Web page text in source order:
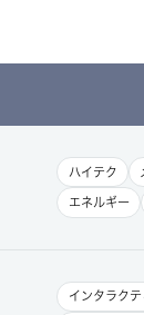
ハイテク
エネルギー
インタラクテ